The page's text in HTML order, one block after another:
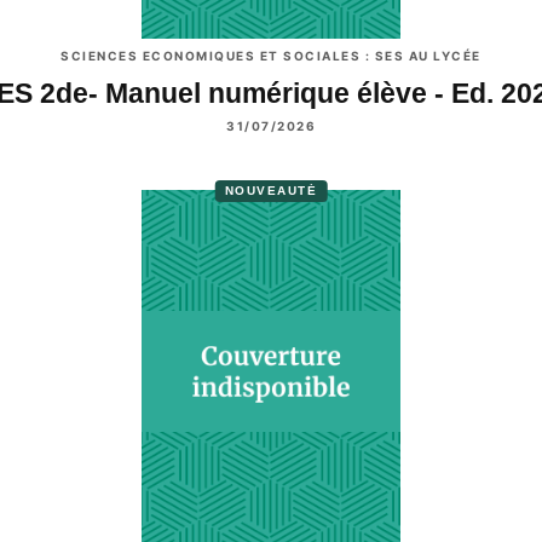
SCIENCES ECONOMIQUES ET SOCIALES : SES AU LYCÉE
2de- Manuel numérique élève - Ed.
31/07/2026
NOUVEAUTÉ